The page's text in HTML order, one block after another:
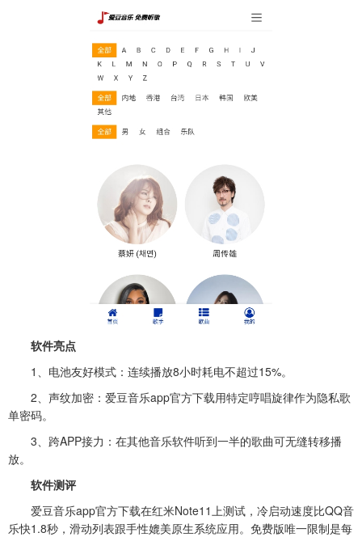
软件亮点‌
1、电池友好模式：连续播放8小时耗电不超过15%。
2、声纹加密：爱豆音乐app官方下载用特定哼唱旋律作为隐私歌
单密码。
3、跨APP接力：在其他音乐软件听到一半的歌曲可无缝转移播
放。
软件测评‌
爱豆音乐app官方下载在红米Note11上测试，冷启动速度比QQ音
乐快1.8秒，滑动列表跟手性媲美原生系统应用。免费版唯一限制是每